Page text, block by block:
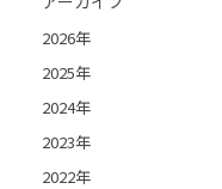
2026年
2025年
2024年
2023年
2022年